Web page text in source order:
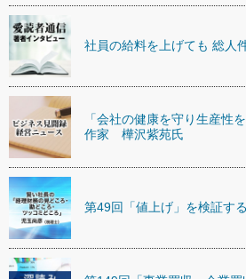
社員の給料を上げても 総人
「会社の健康を守り生産性
作家 樺沢紫苑氏
第49回「値上げ」を検証す